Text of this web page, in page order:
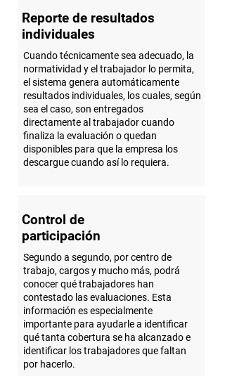
Reporte de resultados
individuales
Cuando técnicamente sea adecuado, la
normatividad y el trabajador lo permita,
el sistema genera automáticamente
resultados individuales, los cuales, según
sea el caso, son entregados
directamente al trabajador cuando
finaliza la evaluación o quedan
disponibles para que la empresa los
descargue cuando así lo requiera.
Control de
participación
Segundo a segundo, por centro de
trabajo, cargos y mucho más, podrá
conocer qué trabajadores han
contestado las evaluaciones. Esta
información es especialmente
importante para ayudarle a identificar
qué tanta cobertura se ha alcanzado e
identificar los trabajadores que faltan
por hacerlo.